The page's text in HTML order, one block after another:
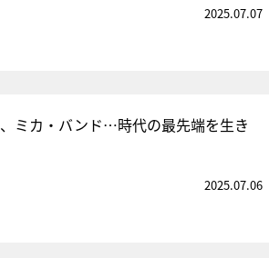
2025.07.07
ミカ・バンド…時代の最先端を生き
2025.07.06